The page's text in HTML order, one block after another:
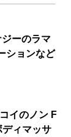
ジーのラマ
ションなど
イのノン F
ィマッサ